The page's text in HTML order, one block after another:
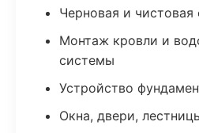
Черновая и чистовая
Монтаж кровли и
системы
Устройство
Окна, двери,